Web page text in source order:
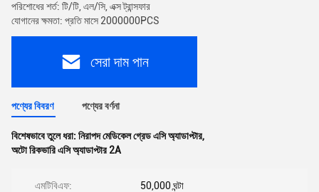
পরিশোধের শর্ত: টি/টি, এল/সি, এক্স ট্রান্সফার
যোগানের ক্ষমতা: প্রতি মাসে 2000000PCS
সেরা দাম পান
পণ্যের বিবরণ পণ্যের বর্ণনা
বিশেষভাবে তুলে ধরা: নিরাপদ মেডিকেল গ্রেড এসি অ্যাডাপ্টার,
অটো রিকভারি এসি অ্যাডাপ্টার 2A
এমটিবিএফ: 50,000 ঘন্টা